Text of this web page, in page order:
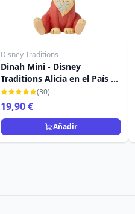
Disney Traditions
Dinah Mini - Disney
Traditions Alicia en el País de
las Maravillas
(30)
19,90 €
Añadir